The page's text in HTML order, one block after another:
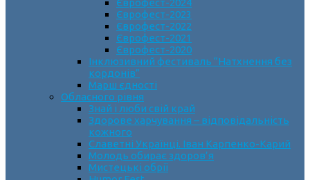
Єврофест-2024
Єврофест-2023
Єврофест-2022
Єврофест-2021
Єврофест-2020
Інклюзивний фестиваль “Натхнення без
кордонів”
Марш єдності
Обласного рівня
Знай і люби свій край
Здорове харчування – відповідальність
кожного
Славетні Українці. Іван Карпенко-Карий
Молодь обирає здоров’я
Мистецькі обрії